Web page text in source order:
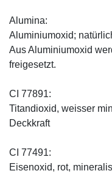
Alumina:
Aluminiumoxid;
Aus Aluminiumoxid
freigesetzt.
CI 77891:
Titandioxid, weisser
Deckkraft
CI 77491:
Eisenoxid, rot,